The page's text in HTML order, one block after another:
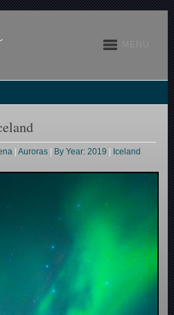
|Auroras By Year: 2019 Iceland